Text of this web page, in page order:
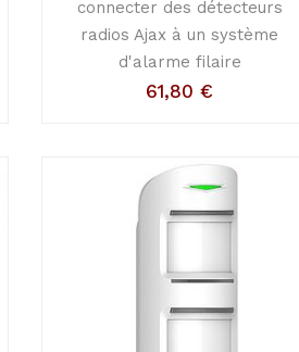
connecter des détecteurs
radios Ajax à un système
d'alarme filaire
61,80 €